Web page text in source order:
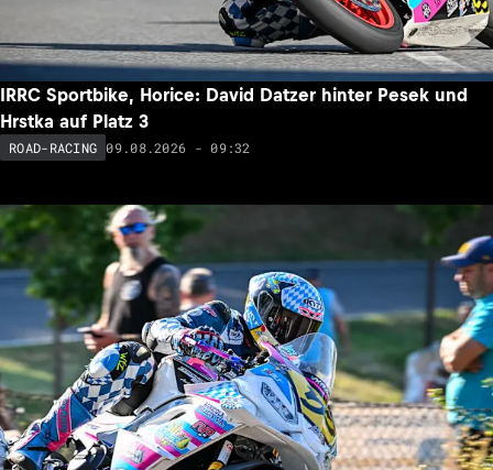
IRRC Sportbike, Horice: David Datzer hinter Pesek und
Hrstka auf Platz 3
ROAD-RACING 09.08.2026 - 09:32